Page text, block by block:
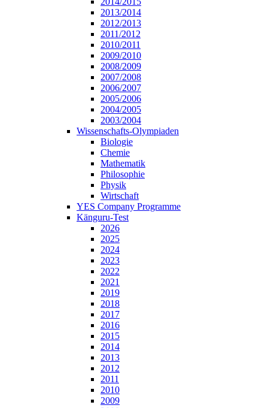
2013/2014
2012/2013
2011/2012
2010/2011
2009/2010
2008/2009
2007/2008
2006/2007
2005/2006
2004/2005
2003/2004
Wissenschafts-Olympiaden
Biologie
Chemie
Mathematik
Philosophie
Physik
Wirtschaft
YES Company Programme
Känguru-Test
2026
2025
2024
2023
2022
2021
2019
2018
2017
2016
2015
2014
2013
2012
2011
2010
2009